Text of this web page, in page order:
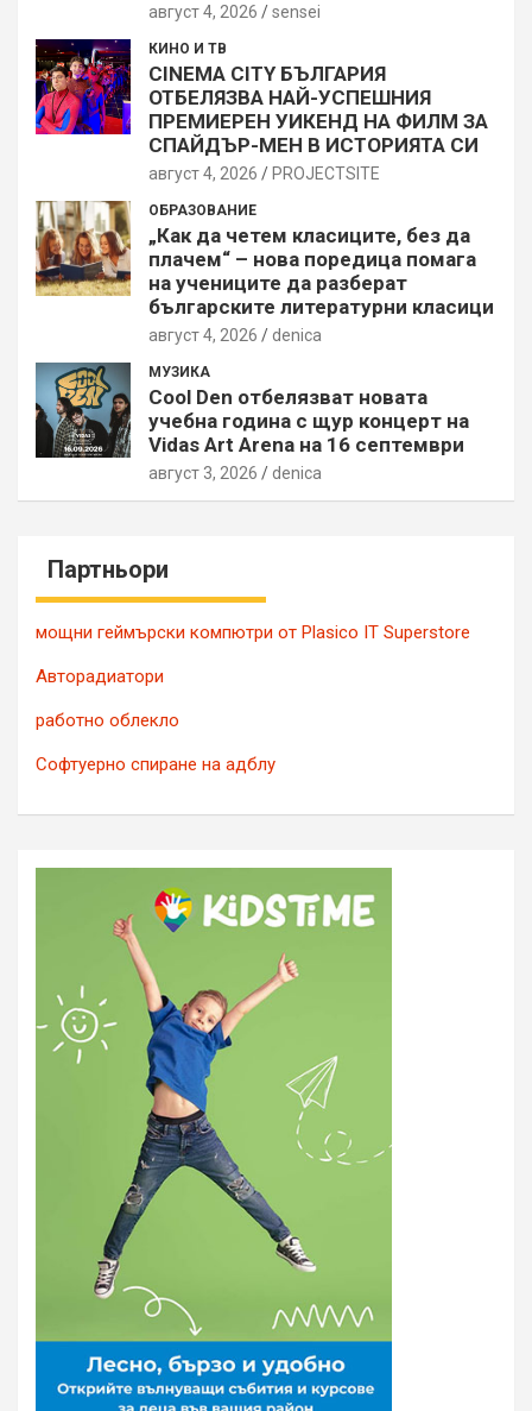
август 4, 2026 sensei
КИНО И ТВ
CINEMA CITY БЪЛГАРИЯ
ОТБЕЛЯЗВА НАЙ-УСПЕШНИЯ
ПРЕМИЕРЕН УИКЕНД НА ФИЛМ ЗА
СПАЙДЪР-МЕН В ИСТОРИЯТА СИ
август 4, 2026 PROJECTSITЕ
ОБРАЗОВАНИЕ
„Как да четем класиците, без да
плачем“ – нова поредица помага
на учениците да разберат
българските литературни класици
август 4, 2026 denica
МУЗИКА
Cool Den отбелязват новата
учебна година с щур концерт на
Vidas Art Arena на 16 септември
август 3, 2026 denica
Партньори
мощни геймърски компютри от Plasico IT Superstore
Авторадиатори
работно облекло
Софтуерно спиране на адблу